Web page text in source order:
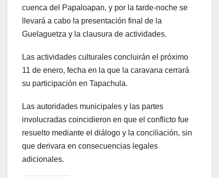
cuenca del Papaloapan, y por la tarde-noche se
llevará a cabo la presentación final de la
Guelaguetza y la clausura de actividades.
Las actividades culturales concluirán el próximo
11 de enero, fecha en la que la caravana cerrará
su participación en Tapachula.
Las autoridades municipales y las partes
involucradas coincidieron en que el conflicto fue
resuelto mediante el diálogo y la conciliación, sin
que derivara en consecuencias legales
adicionales.